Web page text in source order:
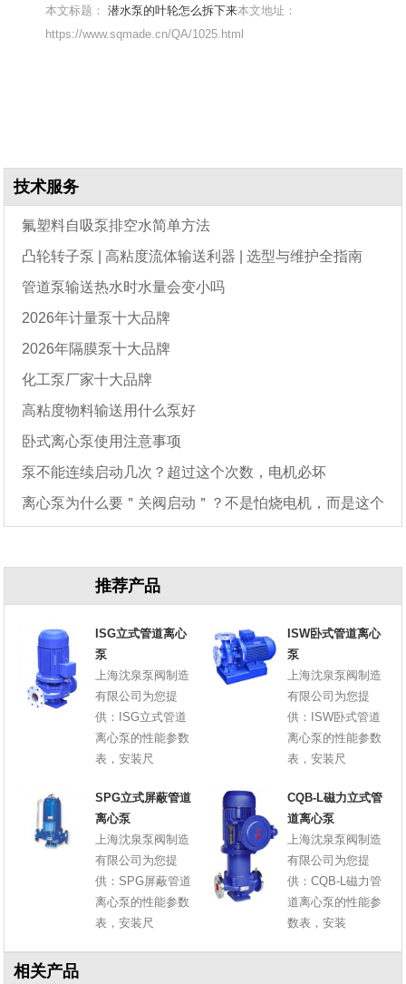
本文标题：潜水泵的叶轮怎么拆下来本文地址：
https://www.sqmade.cn/QA/1025.html
技术服务
氟塑料自吸泵排空水简单方法
凸轮转子泵 | 高粘度流体输送利器 | 选型与维护全指南
管道泵输送热水时水量会变小吗
2026年计量泵十大品牌
2026年隔膜泵十大品牌
化工泵厂家十大品牌
高粘度物料输送用什么泵好
卧式离心泵使用注意事项
泵不能连续启动几次？超过这个次数，电机必坏
离心泵为什么要＂关阀启动＂？不是怕烧电机，而是这个
推荐产品
ISG立式管道离心
泵
上海沈泉泵阀制造
有限公司为您提
供：ISG立式管道
离心泵的性能参数
表，安装尺
ISW卧式管道离心
泵
上海沈泉泵阀制造
有限公司为您提
供：ISW卧式管道
离心泵的性能参数
表，安装尺
SPG立式屏蔽管道
离心泵
上海沈泉泵阀制造
有限公司为您提
供：SPG屏蔽管道
离心泵的性能参数
表，安装尺
CQB-L磁力立式管
道离心泵
上海沈泉泵阀制造
有限公司为您提
供：CQB-L磁力管
道离心泵的性能参
数表，安装
相关产品